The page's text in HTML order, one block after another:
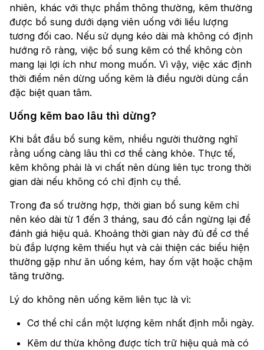
nhiên, khác với thực phẩm thông thường, kẽm thường
được bổ sung dưới dạng viên uống với liều lượng
tương đối cao. Nếu sử dụng kéo dài mà không có định
hướng rõ ràng, việc bổ sung kẽm có thể không còn
mang lại lợi ích như mong muốn. Vì vậy, việc xác định
thời điểm nên dừng uống kẽm là điều người dùng cần
đặc biệt quan tâm.
Uống kẽm bao lâu thì dừng?
Khi bắt đầu bổ sung kẽm, nhiều người thường nghĩ
rằng uống càng lâu thì cơ thể càng khỏe. Thực tế,
kẽm không phải là vi chất nên dùng liên tục trong thời
gian dài nếu không có chỉ định cụ thể.
Trong đa số trường hợp, thời gian bổ sung kẽm chỉ
nên kéo dài từ 1 đến 3 tháng, sau đó cần ngừng lại để
đánh giá hiệu quả. Khoảng thời gian này đủ để cơ thể
bù đắp lượng kẽm thiếu hụt và cải thiện các biểu hiện
thường gặp như ăn uống kém, hay ốm vặt hoặc chậm
tăng trưởng.
Lý do không nên uống kẽm liên tục là vì:
Cơ thể chỉ cần một lượng kẽm nhất định mỗi ngày.
Kẽm dư thừa không được tích trữ hiệu quả mà có